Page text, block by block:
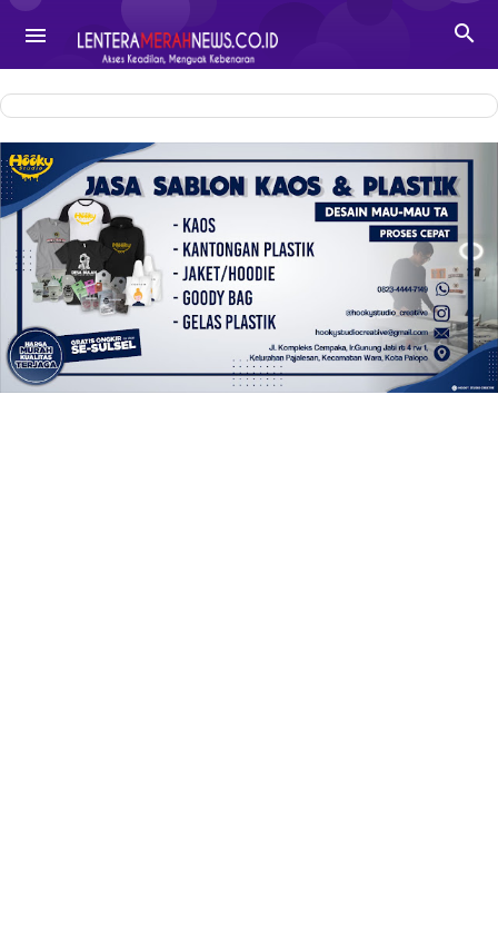
-->
 